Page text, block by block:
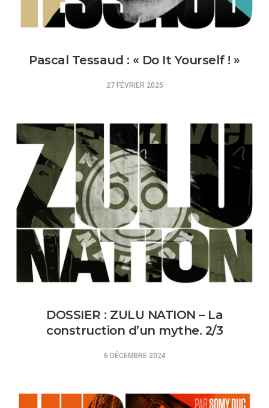
Pascal Tessaud : « Do It Yourself ! »
27 FÉVRIER 2025
DOSSIER : ZULU NATION – La
construction d’un mythe. 2/3
6 DÉCEMBRE 2024